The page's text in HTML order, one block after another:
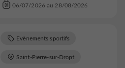
06/07/2026 au 28/08/2026
Evènements sportifs
Saint-Pierre-sur-Dropt